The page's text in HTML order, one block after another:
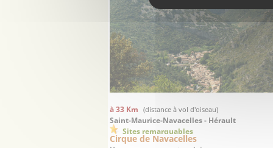
à 33 Km (distance à vol d'oiseau)
Saint-Maurice-Navacelles - Hérault
Sites remarquables
Cirque de Navacelles